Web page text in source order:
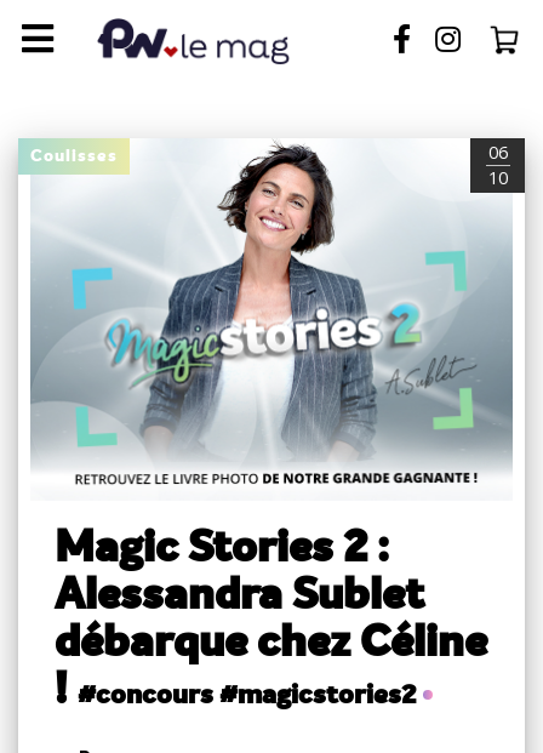
Coulisses
06
10
Magic Stories 2 :
Alessandra Sublet
débarque chez Céline
! #concours #magicstories2